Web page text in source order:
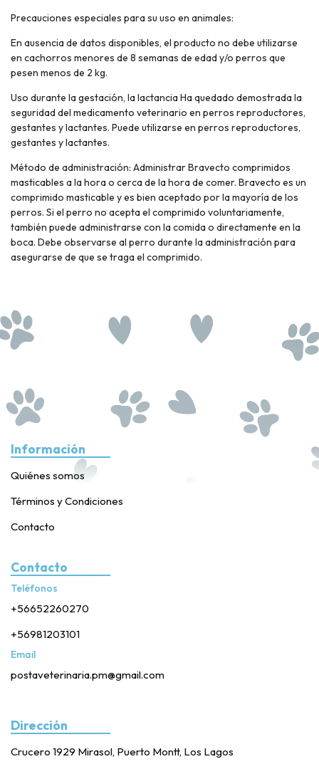
Precauciones especiales para su uso en animales:
En ausencia de datos disponibles, el producto no debe utilizarse
en cachorros menores de 8 semanas de edad y/o perros que
pesen menos de 2 kg.
Uso durante la gestación, la lactancia Ha quedado demostrada la
seguridad del medicamento veterinario en perros reproductores,
gestantes y lactantes. Puede utilizarse en perros reproductores,
gestantes y lactantes.
Método de administración: Administrar Bravecto comprimidos
masticables a la hora o cerca de la hora de comer. Bravecto es un
comprimido masticable y es bien aceptado por la mayoría de los
perros. Si el perro no acepta el comprimido voluntariamente,
también puede administrarse con la comida o directamente en la
boca. Debe observarse al perro durante la administración para
asegurarse de que se traga el comprimido.
Información
Quiénes somos
Términos y Condiciones
Contacto
Contacto
Teléfonos
+56652260270
+56981203101
Email
postaveterinaria.pm@gmail.com
Dirección
Crucero 1929 Mirasol, Puerto Montt, Los Lagos